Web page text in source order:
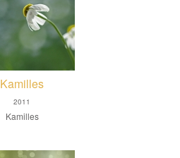
Kamilles
2011
Kamilles